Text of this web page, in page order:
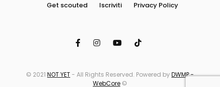
Get scouted Iscriviti Privacy Policy
© 2021 NOT YET- All Rights Reserved. Powered byDWMP -
WebCore©